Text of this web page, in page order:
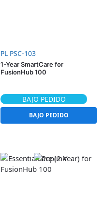
PL PSC-103
1-Year SmartCare for
FusionHub 100
BAJO PEDIDO
BAJO PEDIDO